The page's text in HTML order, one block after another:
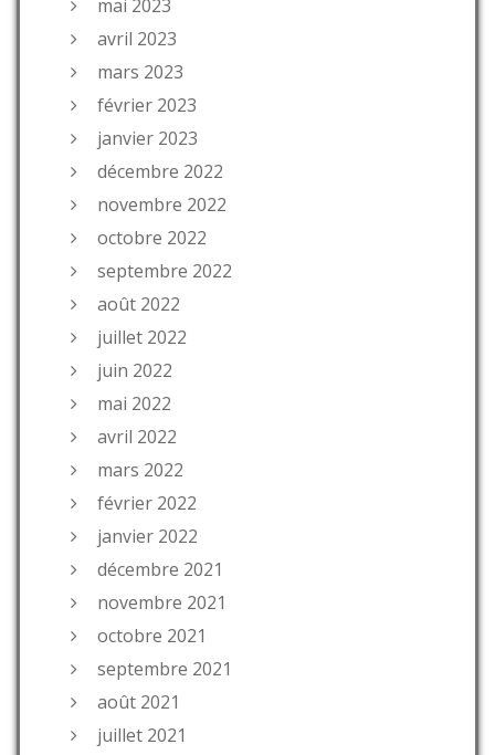
mai 2023
avril 2023
mars 2023
février 2023
janvier 2023
décembre 2022
novembre 2022
octobre 2022
septembre 2022
août 2022
juillet 2022
juin 2022
mai 2022
avril 2022
mars 2022
février 2022
janvier 2022
décembre 2021
novembre 2021
octobre 2021
septembre 2021
août 2021
juillet 2021